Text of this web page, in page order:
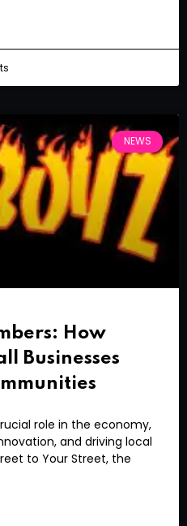
NEWS
How
Businesses
role in the economy,
and driving local
to Your Street, the